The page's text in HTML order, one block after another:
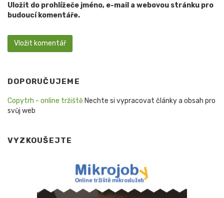
Uložit do prohlížeče jméno, e-mail a webovou stránku pro
budoucí komentáře.
DOPORUČUJEME
Copytrh - online tržiště Nechte si vypracovat články a obsah pro
svůj web
VYZKOUŠEJTE